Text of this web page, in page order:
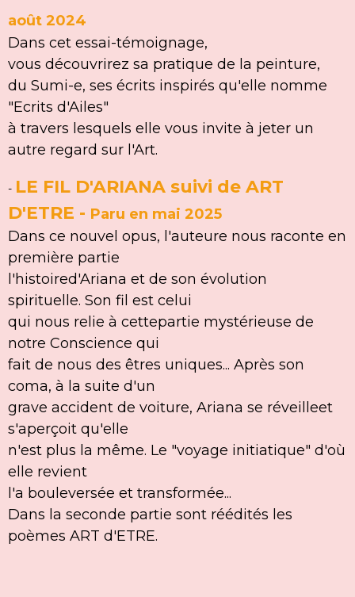
août 2024
Dans cet essai-témoignage,
vous découvrirez sa pratique de la peinture,
du Sumi-e, ses écrits inspirés qu'elle nomme
"Ecrits d'Ailes"
à travers lesquels elle vous invite à jeter un
autre regard sur l'Art.
- LE FIL D'ARIANA suivi de ART
D'ETRE - Paru en mai 2025
Dans ce nouvel opus, l'auteure nous raconte en
première partie
l'histoired'Ariana et de son évolution
spirituelle. Son fil est celui
qui nous relie à cettepartie mystérieuse de
notre Conscience qui
fait de nous des êtres uniques... Après son
coma, à la suite d'un
grave accident de voiture, Ariana se réveilleet
s'aperçoit qu'elle
​​​​​​​n'est plus la même. Le "voyage initiatique" d'où
elle revient
l'a bouleversée et transformée...
Dans la seconde partie sont réédités les
poèmes ART d'ETRE.